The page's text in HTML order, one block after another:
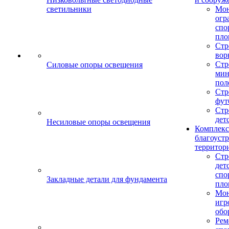
светильники
Силовые опоры освещения
Несиловые опоры освещения
Закладные детали для фундамента